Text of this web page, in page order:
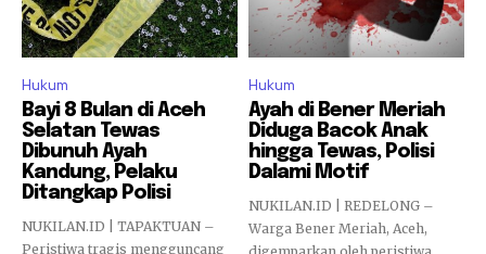
Hukum
Bayi 8 Bulan di Aceh
Selatan Tewas
Dibunuh Ayah
Kandung, Pelaku
Ditangkap Polisi
NUKILAN.ID | TAPAKTUAN –
Peristiwa tragis mengguncang
Hukum
Ayah di Bener Meriah
Diduga Bacok Anak
hingga Tewas, Polisi
Dalami Motif
NUKILAN.ID | REDELONG –
Warga Bener Meriah, Aceh,